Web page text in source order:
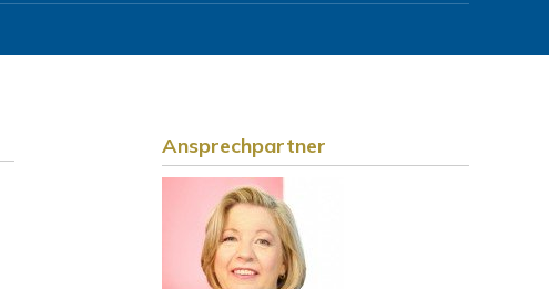
Ansprechpartner